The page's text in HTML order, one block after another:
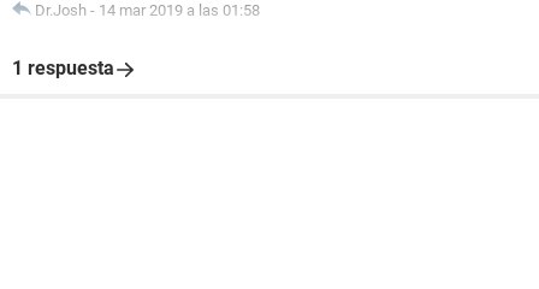
Dr.Josh - 14 mar 2019 a las 01:58
1 respuesta